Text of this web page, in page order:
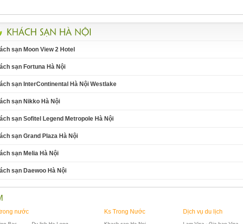
sạn Moon View 2 Hotel
sạn Fortuna Hà Nội
sạn InterContinental Hà Nội Westlake
sạn Nikko Hà Nội
sạn Sofitel Legend Metropole Hà Nội
sạn Grand Plaza Hà Nội
sạn Melia Hà Nội
sạn Daewoo Hà Nội
nước Ks Trong Nước Dịch vụ du lịch